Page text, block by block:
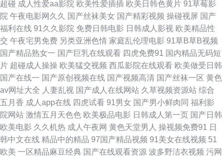
频无码专区 91精品一区 白丝后入屁内射 东京热AV综合网 含羞草porn 另类
欧美人l 人妖另类 天天干天天日 亚洲色图2P 91黑丝在线 97视频8 国产传媒A
片 久草热久久 欧美色日 日韩色色影院 亚洲变态另类导航 91熟女热 超碰草
碰 国产肛交在线视频 久久婷婷国产综合 人妖另类 午夜剧场999 91干逼精品
wwwc超碰 国产韩日精品黄色 免费的肏屄网址 日韩免费观看一级 午夜影院
操 91视频精品网站 操逼日本美女 韩国无码片 欧美成人AB 日韩五码网站 亚
超碰 成人性爱aa影院 欧美性爱插插 欧美日韩色黄片 91草莓影
院 午夜电影网久久 国产丝袜美女 国产精彩视频 操碰视屏 国产
福利在线 91久久影院 免费日韩电影 日韩成人影视 欧美精品性
交 午夜宅男免费 另类亚洲色情 家庭乱伦理电影 91草B草B视频
国产精品熟女一 国产巨乳在线观看 四虎免费91 国内精品无码短
片 超碰成人操操 欧美猛交视频 西瓜影院在线观看 欧美做受日韩
国产在线一 国产原创视频在线 国产视频高清 国产丝袜一区 黄色
av网址大全 人妻乱视 国产成人在线网站 久草视频资源站 综合
五月香 成人app在线 四虎试看 91男女 国产男小鲜肉同 福利影
院网站 激情五月天色色 欧美极品电影 日韩成人第一页 国产日韩
欧美电影 久久机热 成人午夜网 黄色天堂男人 操视频免费91 日
韩中文在线 精品中的精品 97国产精品视频 91美女在线视频 51
欧美 一区精品麻豆经典 国产在线观看资源 波多野洁衣视频 污网